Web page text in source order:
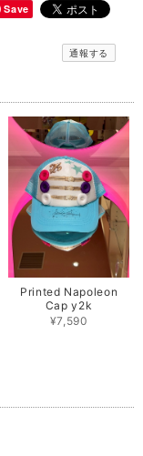
Save
通報する
Printed Napoleon
Cap y2k
¥7,590